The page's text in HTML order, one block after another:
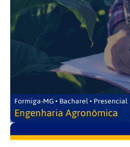
Formiga-MG • Bacharel • Presencial
Engenharia Agronômica